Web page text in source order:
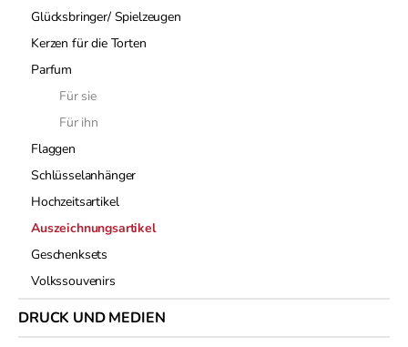
Glücksbringer/ Spielzeugen
Kerzen für die Torten
Parfum
Für sie
Für ihn
Flaggen
Schlüsselanhänger
Hochzeitsartikel
Auszeichnungsartikel
Geschenksets
Volkssouvenirs
DRUCK UND MEDIEN